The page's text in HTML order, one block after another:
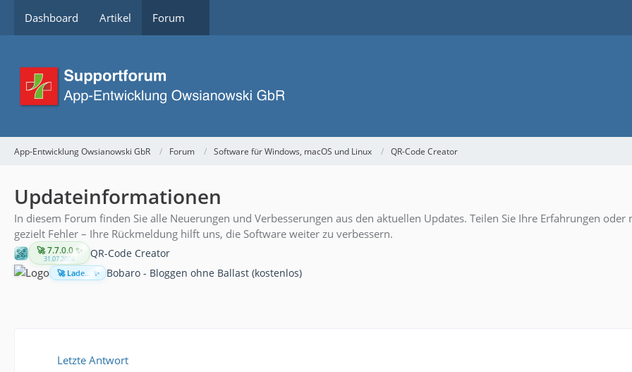
Dashboard Artikel Forum
App-Entwicklung Owsianowski GbR Forum Software für Windows, macOS und Linux QR-Code Creator
Updateinformationen
In diesem Forum finden Sie alle Neuerungen und Verbesserungen aus den aktuellen Updates. Teilen Sie Ihre Erfahrungen oder
gezielt Fehler – Ihre Rückmeldung hilft uns, die Software weiter zu verbessern.
🚀 7.7.0.0 ✨
31.07.2026 QR-Code Creator
🚀 Lade... ✨ Bobaro - Bloggen ohne Ballast (kostenlos)
Letzte Antwort